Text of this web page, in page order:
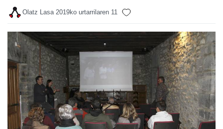
Olatz Lasa 2019ko urtarrilaren 11